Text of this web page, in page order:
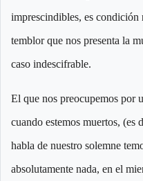
imprescindibles, es condición
temblor que nos presenta la
caso indescifrable.
El que nos preocupemos por
cuando estemos muertos, (es
habla de nuestro solemne
absolutamente nada, en el